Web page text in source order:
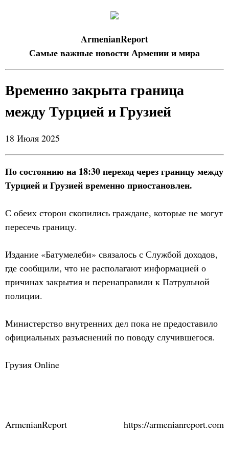
ArmenianReport
Самые важные новости Армении и мира
Временно закрыта граница
между Турцией и Грузией
18 Июля 2025
По состоянию на 18:30 переход через границу между
Турцией и Грузией временно приостановлен.
С обеих сторон скопились граждане, которые не могут
пересечь границу.
Издание «Батумелеби» связалось с Службой доходов,
где сообщили, что не располагают информацией о
причинах закрытия и перенаправили к Патрульной
полиции.
Министерство внутренних дел пока не предоставило
официальных разъяснений по поводу случившегося.
Грузия Online
ArmenianReport https://armenianreport.com